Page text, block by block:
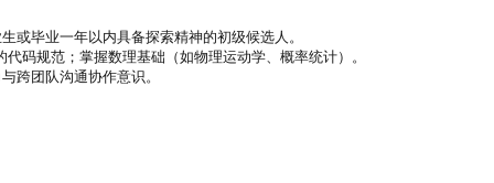
或毕业一年以内具备探索精神的初级候选人。
码规范；掌握数理基础（如物理运动学、概率统计）。
跨团队沟通协作意识。